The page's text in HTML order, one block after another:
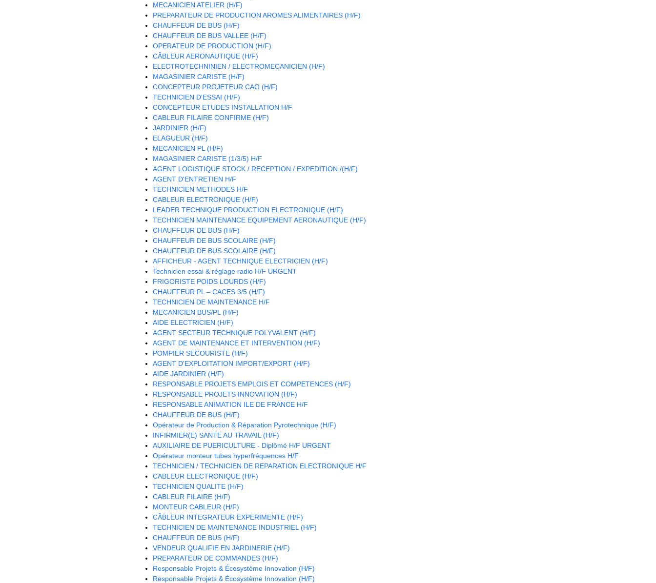
MECANICIEN ATELIER (H/F)
PREPARATEUR DE PRODUCTION AROMES ALIMENTAIRES (H/F)
CHAUFFEUR DE BUS (H/F)
CHAUFFEUR DE BUS VALLEE (H/F)
OPERATEUR DE PRODUCTION (H/F)
CÂBLEUR AERONAUTIQUE (H/F)
ELECTROTECHNINIEN / ELECTROMECANICIEN (H/F)
MAGASINIER CARISTE (H/F)
CONCEPTEUR PROJETEUR CAO (H/F)
TECHNICIEN D'ESSAI (H/F)
CONCEPTEUR ETUDES INSTALLATION H/F
CABLEUR FILAIRE CONFIRME (H/F)
JARDINIER (H/F)
ELAGUEUR (H/F)
MECANICIEN PL (H/F)
MAGASINIER CARISTE (1/3/5) H/F
AGENT LOGISTIQUE STOCK / RECEPTION / EXPEDITION /(H/F)
AGENT D'ENTRETIEN H/F
TECHNICIEN METHODES H/F
CABLEUR ELECTRONIQUE (H/F)
LEADER TECHNIQUE PRODUCTION ELECTRONIQUE (H/F)
TECHNICIEN MAINTENANCE EQUIPEMENT AERONAUTIQUE (H/F)
CHAUFFEUR DE BUS (H/F)
CHAUFFEUR DE BUS SCOLAIRE (H/F)
CHAUFFEUR DE BUS SCOLAIRE (H/F)
AFFICHEUR - AGENT TECHNIQUE ELECTRICIEN (H/F)
Technicien essai & réglage radio H/F URGENT
FRIGORISTE POIDS LOURDS (H/F)
CHAUFFEUR PL – CACES 3/5 (H/F)
TECHNICIEN DE MAINTENANCE H/F
MECANICIEN BUS/PL (H/F)
AIDE ELECTRICIEN (H/F)
AGENT SECTEUR TECHNIQUE POLYVALENT (H/F)
AGENT DE MAINTENANCE ET INTERVENTION (H/F)
POMPIER SECOURISTE (H/F)
AGENT D'EXPLOITATION IMPORT/EXPORT (H/F)
AIDE JARDINIER (H/F)
RESPONSABLE PROJETS EMPLOIS ET COMPETENCES (H/F)
RESPONSABLE PROJETS INNOVATION (H/F)
RESPONSABLE ANIMATION ILE DE FRANCE H/F
CHAUFFEUR DE BUS (H/F)
Opérateur de Production & Réparation Pyrotechnique (H/F)
INFIRMIER(E) SANTE AU TRAVAIL (H/F)
AUXILIAIRE DE PUERICULTURE - Diplômé H/F URGENT
Opérateur monteur tubes hyperfréquences H/F
TECHNICIEN / TECHNICIEN DE REPARATION ELECTRONIQUE H/F
CABLEUR ELECTRONIQUE (H/F)
TECHNICIEN QUALITE (H/F)
CABLEUR FILAIRE (H/F)
MONTEUR CABLEUR (H/F)
CÂBLEUR INTEGRATEUR EXPERIMENTE (H/F)
TECHNICIEN DE MAINTENANCE INDUSTRIEL (H/F)
CHAUFFEUR DE BUS (H/F)
VENDEUR QUALIFIE EN JARDINERIE (H/F)
PREPARATEUR DE COMMANDES (H/F)
Responsable Projets & Écosystème Innovation (H/F)
Responsable Projets & Écosystème Innovation (H/F)